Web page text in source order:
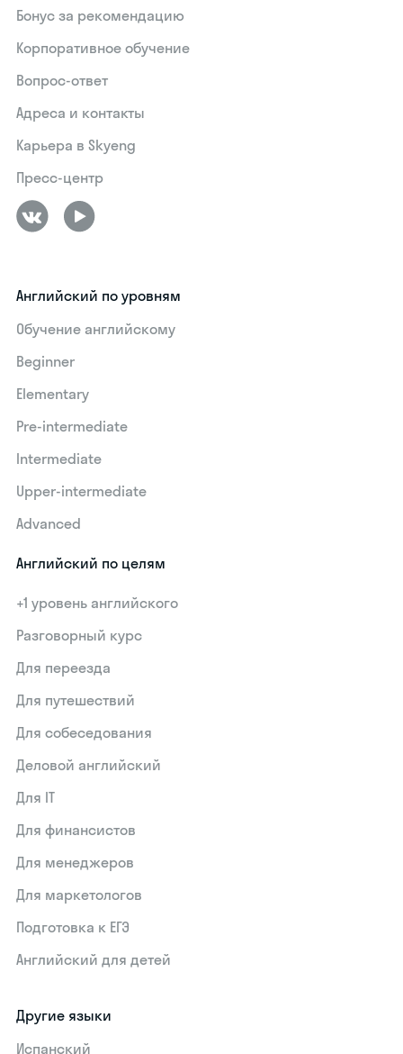
Бонус за рекомендацию
Корпоративное обучение
Вопрос-ответ
Адреса и контакты
Карьера в Skyeng
Пресс-центр
Английский по уровням
Обучение английскому
Beginner
Elementary
Pre-intermediate
Intermediate
Upper-intermediate
Advanced
Английский по целям
+1 уровень английского
Разговорный курс
Для переезда
Для путешествий
Для собеседования
Деловой английский
Для IT
Для финансистов
Для менеджеров
Для маркетологов
Подготовка к ЕГЭ
Английский для детей
Другие языки
Испанский